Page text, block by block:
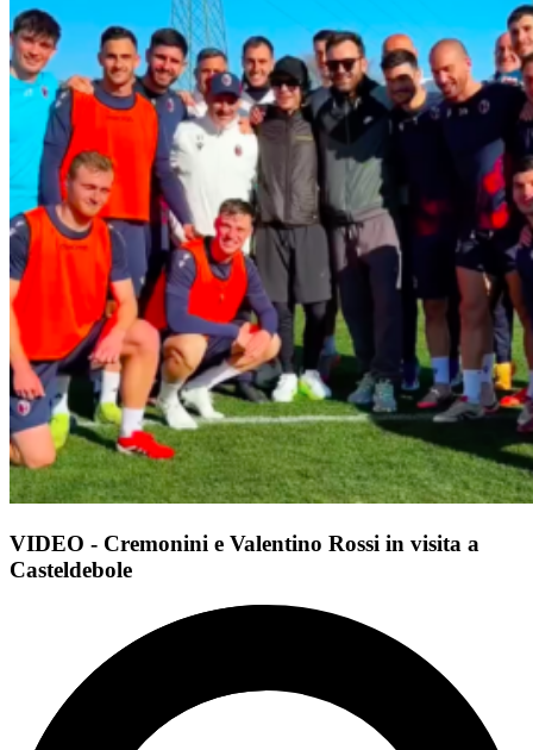
VIDEO - Cremonini e Valentino Rossi in visita a
Casteldebole